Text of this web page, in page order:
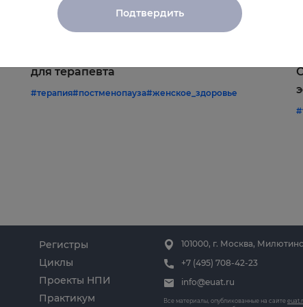
22.06.2026
для терапевта
#терапия#постменопауза#женское_здоровье
Циклы
Проекты НПИ
Практикум
Регистры
101000, г. Москва,
+7 (495) 708-42-23
info@euat.ru
Все материалы, опубликованные на сайте
Подтвердить